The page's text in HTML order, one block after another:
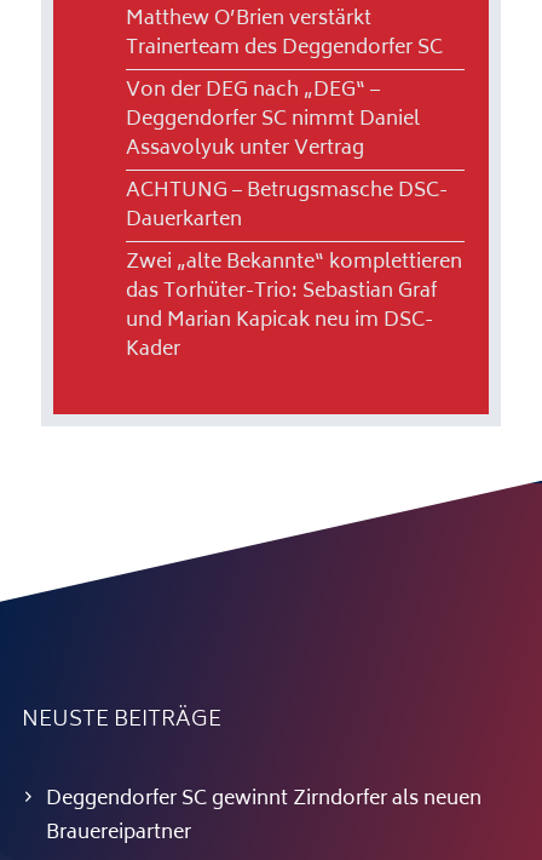
Matthew O’Brien verstärkt
Trainerteam des Deggendorfer SC
Von der DEG nach „DEG“ –
Deggendorfer SC nimmt Daniel
Assavolyuk unter Vertrag
ACHTUNG – Betrugsmasche DSC-
Dauerkarten
Zwei „alte Bekannte“ komplettieren
das Torhüter-Trio: Sebastian Graf
und Marian Kapicak neu im DSC-
Kader
NEUSTE BEITRÄGE
Deggendorfer SC gewinnt Zirndorfer als neuen
Brauereipartner